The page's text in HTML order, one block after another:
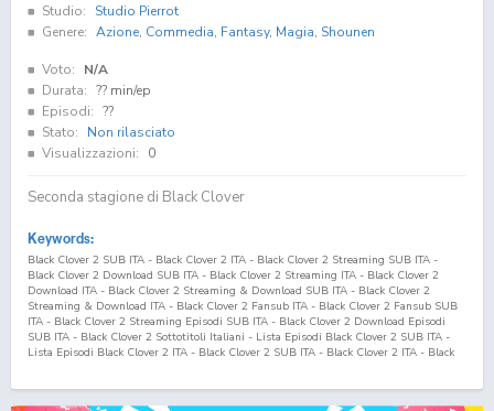
Studio:
Studio Pierrot
Genere: Azione, Commedia, Fantasy, Magia, Shounen
Voto:
N/A
Durata: ?? min/ep
Episodi: ??
Stato:
Non rilasciato
Visualizzazioni:
0
Seconda stagione di Black Clover
Keywords:
Black Clover 2 SUB ITA - Black Clover 2 ITA - Black Clover 2 Streaming SUB ITA -
Black Clover 2 Download SUB ITA - Black Clover 2 Streaming ITA - Black Clover 2
Download ITA - Black Clover 2 Streaming & Download SUB ITA - Black Clover 2
Streaming & Download ITA - Black Clover 2 Fansub ITA - Black Clover 2 Fansub SUB
ITA - Black Clover 2 Streaming Episodi SUB ITA - Black Clover 2 Download Episodi
SUB ITA - Black Clover 2 Sottotitoli Italiani - Lista Episodi Black Clover 2 SUB ITA -
Lista Episodi Black Clover 2 ITA - Black Clover 2 SUB ITA - Black Clover 2 ITA - Black